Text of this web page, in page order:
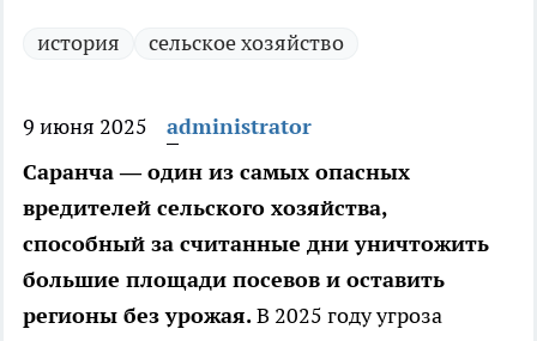
история сельское хозяйство
9 июня 2025
administrator
Саранча — один из самых опасных
вредителей сельского хозяйства,
способный за считанные дни уничтожить
большие площади посевов и оставить
регионы без урожая.В 2025 году угроза